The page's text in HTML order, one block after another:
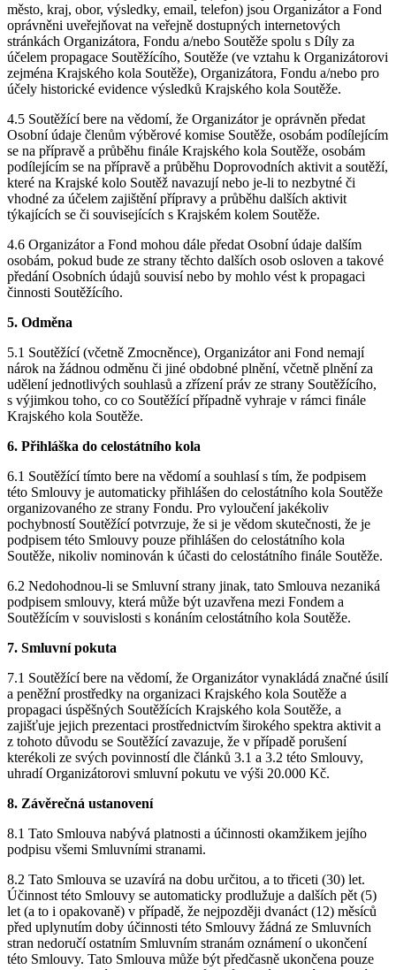
město, kraj, obor, výsledky, email, telefon) jsou Organizátor a Fond
oprávněni uveřejňovat na veřejně dostupných internetových
stránkách Organizátora, Fondu a/nebo Soutěže spolu s Díly za
účelem propagace Soutěžícího, Soutěže (ve vztahu k Organizátorovi
zejména Krajského kola Soutěže), Organizátora, Fondu a/nebo pro
účely historické evidence výsledků Krajského kola Soutěže.
4.5 Soutěžící bere na vědomí, že Organizátor je oprávněn předat
Osobní údaje členům výběrové komise Soutěže, osobám podílejícím
se na přípravě a průběhu finále Krajského kola Soutěže, osobám
podílejícím se na přípravě a průběhu Doprovodních aktivit a soutěží,
které na Krajské kolo Soutěž navazují nebo je-li to nezbytné či
vhodné za účelem zajištění přípravy a průběhu dalších aktivit
týkajících se či souvisejících s Krajském kolem Soutěže.
4.6 Organizátor a Fond mohou dále předat Osobní údaje dalším
osobám, pokud bude ze strany těchto dalších osob osloven a takové
předání Osobních údajů souvisí nebo by mohlo vést k propagaci
činnosti Soutěžícího.
5. Odměna
5.1 Soutěžící (včetně Zmocněnce), Organizátor ani Fond nemají
nárok na žádnou odměnu či jiné obdobné plnění, včetně plnění za
udělení jednotlivých souhlasů a zřízení práv ze strany Soutěžícího,
s výjimkou toho, co co Soutěžící případně vyhraje v rámci finále
Krajského kola Soutěže.
6. Přihláška do celostátního kola
6.1 Soutěžící tímto bere na vědomí a souhlasí s tím, že podpisem
této Smlouvy je automaticky přihlášen do celostátního kola Soutěže
organizovaného ze strany Fondu. Pro vyloučení jakékoliv
pochybností Soutěžící potvrzuje, že si je vědom skutečnosti, že je
podpisem této Smlouvy pouze přihlášen do celostátního kola
Soutěže, nikoliv nominován k účasti do celostátního finále Soutěže.
6.2 Nedohodnou-li se Smluvní strany jinak, tato Smlouva nezaniká
podpisem smlouvy, která může být uzavřena mezi Fondem a
Soutěžícím v souvislosti s konáním celostátního kola Soutěže.
7. Smluvní pokuta
7.1 Soutěžící bere na vědomí, že Organizátor vynakládá značné úsilí
a peněžní prostředky na organizaci Krajského kola Soutěže a
propagaci úspěšných Soutěžících Krajského kola Soutěže, a
zajišťuje jejich prezentaci prostřednictvím širokého spektra aktivit a
z tohoto důvodu se Soutěžící zavazuje, že v případě porušení
kterékoli ze svých povinností dle článků 3.1 a 3.2 této Smlouvy,
uhradí Organizátorovi smluvní pokutu ve výši 20.000 Kč.
8. Závěrečná ustanovení
8.1 Tato Smlouva nabývá platnosti a účinnosti okamžikem jejího
podpisu všemi Smluvními stranami.
8.2 Tato Smlouva se uzavírá na dobu určitou, a to třiceti (30) let.
Účinnost této Smlouvy se automaticky prodlužuje a dalších pět (5)
let (a to i opakovaně) v případě, že nejpozději dvanáct (12) měsíců
před uplynutím doby účinnosti této Smlouvy žádná ze Smluvních
stran nedoručí ostatním Smluvním stranám oznámení o ukončení
této Smlouvy. Tato Smlouva může být předčasně ukončena pouze